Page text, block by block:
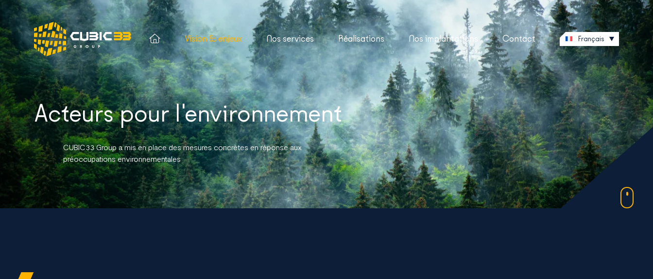
Vision & enjeux Nos services Réalisations Nos implantations Contact Français
Acteurs pour l'environnement
CUBIC33 Group a mis en place des mesures concrètes en réponse aux
préoccupations environnementales